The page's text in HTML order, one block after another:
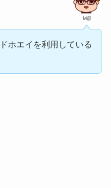
M彦
ホエイを利用している